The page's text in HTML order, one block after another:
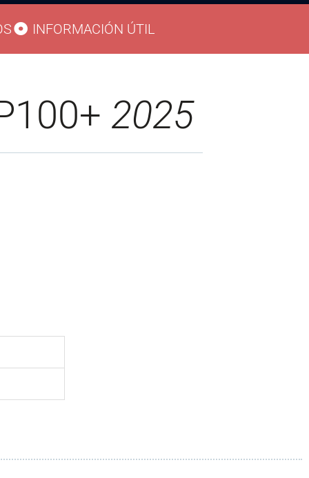
INFORMACIÓN ÚTIL
2025